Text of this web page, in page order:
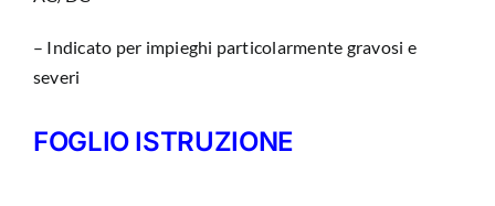
– Indicato per impieghi particolarmente gravosi e
severi
FOGLIO ISTRUZIONE